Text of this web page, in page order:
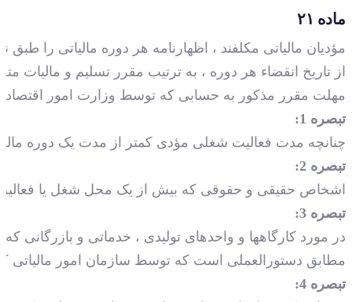
ماده ۲۱
مؤدیان مالیاتی مکلفند ، اظهارنامه هر دوره مالیاتی را
از تاریخ انقضاء هر دوره ، به ترتیب مقرر تسلیم و
مهلت مقرر مذکور به حسابی که توسط وزارت امور اقتصادی
تبصره 1:
چنانچه مدت فعالیت شغلی مؤدی کمتر از مدت یک دوره
تبصره 2:
اشخاص حقیقی و حقوقی که بیش از یک محل شغل یا فعالیت
تبصره 3:
در مورد کارگاهها و واحدهای تولیدی ، خدماتی و بازرگانی
مطابق دستورالعملی است که توسط سازمان امور مالیاتی
تبصره 4: